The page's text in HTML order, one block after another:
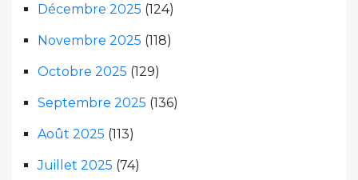
Décembre 2025 (124)
Novembre 2025 (118)
Octobre 2025 (129)
Septembre 2025 (136)
Août 2025 (113)
Juillet 2025 (74)